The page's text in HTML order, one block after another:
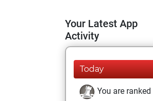
Your Latest App
Activity
Today
You are ranked